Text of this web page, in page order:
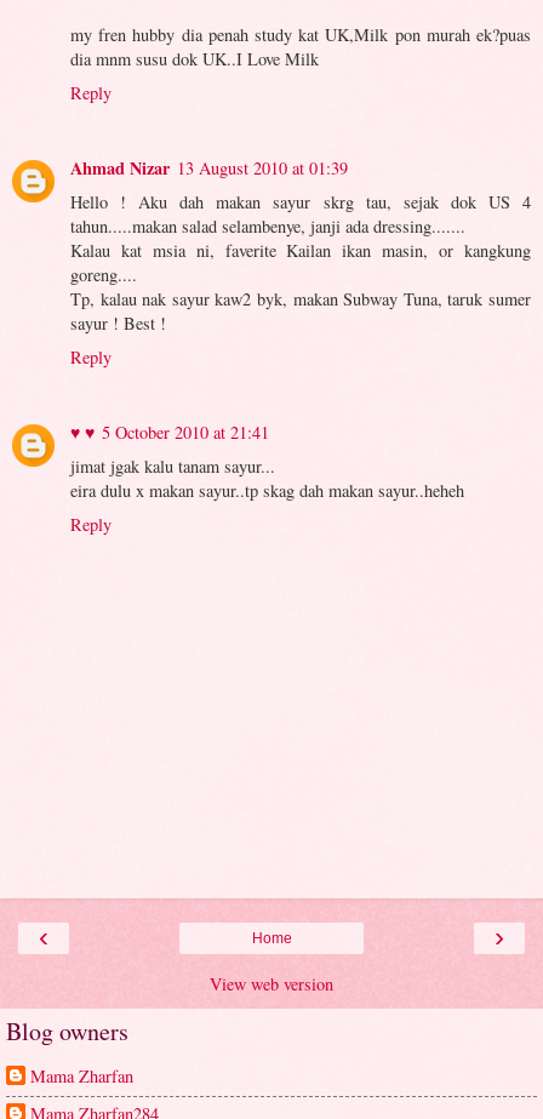
my fren hubby dia penah study kat UK,Milk pon murah ek?puas
dia mnm susu dok UK..I Love Milk
Reply
Ahmad Nizar 13 August 2010 at 01:39
Hello ! Aku dah makan sayur skrg tau, sejak dok US 4
tahun.....makan salad selambenye, janji ada dressing.......
Kalau kat msia ni, faverite Kailan ikan masin, or kangkung
goreng....
Tp, kalau nak sayur kaw2 byk, makan Subway Tuna, taruk sumer
sayur ! Best !
Reply
♥ ♥ 5 October 2010 at 21:41
jimat jgak kalu tanam sayur...
eira dulu x makan sayur..tp skag dah makan sayur..heheh
Reply
‹ ›
Home
View web version
Blog owners
Mama Zharfan
Mama Zharfan284